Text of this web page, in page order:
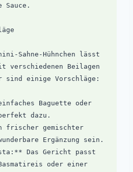
Sahne-Hühnchen lässt
verschiedenen Beilagen
sind einige Vorschläge:
Baguette oder
dazu.
frischer gemischter
Ergänzung sein.
Das Gericht passt
oder einer